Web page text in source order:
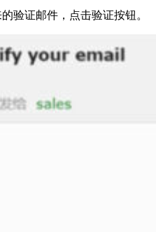
验证邮件，点击验证按钮。